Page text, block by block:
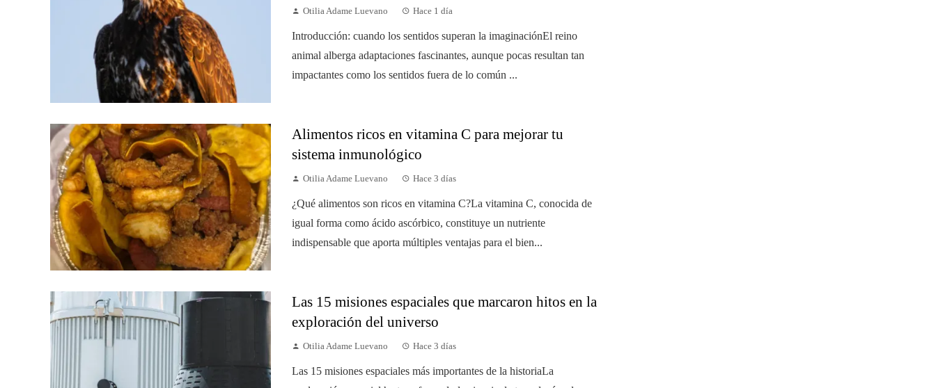
Otilia Adame Luevano Hace 1 día
Introducción: cuando los sentidos superan la imaginaciónEl reino
animal alberga adaptaciones fascinantes, aunque pocas resultan tan
impactantes como los sentidos fuera de lo común ...
Alimentos ricos en vitamina C para mejorar tu
sistema inmunológico
Otilia Adame Luevano Hace 3 días
¿Qué alimentos son ricos en vitamina C?La vitamina C, conocida de
igual forma como ácido ascórbico, constituye un nutriente
indispensable que aporta múltiples ventajas para el bien...
Las 15 misiones espaciales que marcaron hitos en la
exploración del universo
Otilia Adame Luevano Hace 3 días
Las 15 misiones espaciales más importantes de la historiaLa